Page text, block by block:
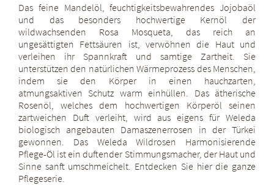
Das feine Mandelöl, feuchtigkeitsbewahrendes Jojobaöl
und das besonders hochwertige Kernöl der
wildwachsenden Rosa Mosqueta, das reich an
ungesättigten Fettsäuren ist, verwöhnen die Haut und
verleihen ihr Spannkraft und samtige Zartheit. Sie
unterstützen den natürlichen Wärmeprozess des Menschen,
indem sie den Körper in einen hauchzarten,
atmungsaktiven Schutz warm einhüllen. Das ätherische
Rosenöl, welches dem hochwertigen Körperöl seinen
zartweichen Duft verleiht, wird aus eigens für Weleda
biologisch angebauten Damaszenerrosen in der Türkei
gewonnen. Das Weleda Wildrosen Harmonisierende
Pflege-Öl ist ein duftender Stimmungsmacher, der Haut und
Sinne sanft umschmeichelt. Entdecken Sie hier die ganze
Pflegeserie.